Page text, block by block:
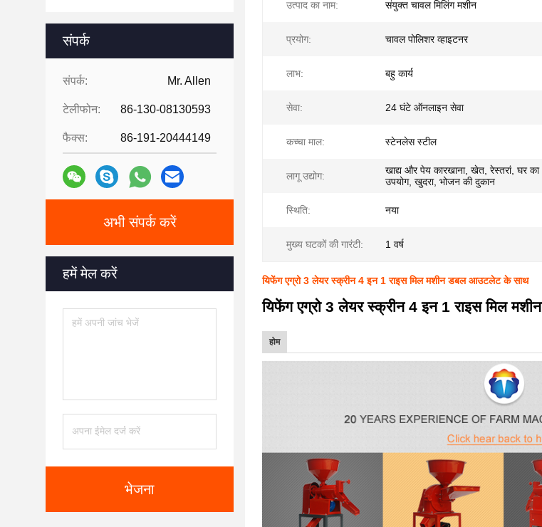
संपर्क
संपर्क: Mr. Allen
टेलीफोन: 86-130-08130593
फैक्स: 86-191-20444149
अभी संपर्क करें
हमें मेल करें
भेजना
उत्पाद का नाम: संयुक्त चावल मिलिंग मशीन
प्रयोग: चावल पोलिशर व्हाइटनर
लाभ: बहु कार्य
सेवा: 24 घंटे ऑनलाइन सेवा
कच्चा माल: स्टेनलेस स्टील
लागू उद्योग:
खाद्य और पेय कारखाना, खेत, रेस्तरां, घर का
उपयोग, खुदरा, भोजन की दुकान
स्थिति: नया
मुख्य घटकों की गारंटी: 1 वर्ष
यिफेंग एग्रो 3 लेयर स्क्रीन 4 इन 1 राइस मिल मशीन डबल आउटलेट के साथ
यिफेंग एग्रो 3 लेयर स्क्रीन 4 इन 1 राइस मिल मशीन
होम